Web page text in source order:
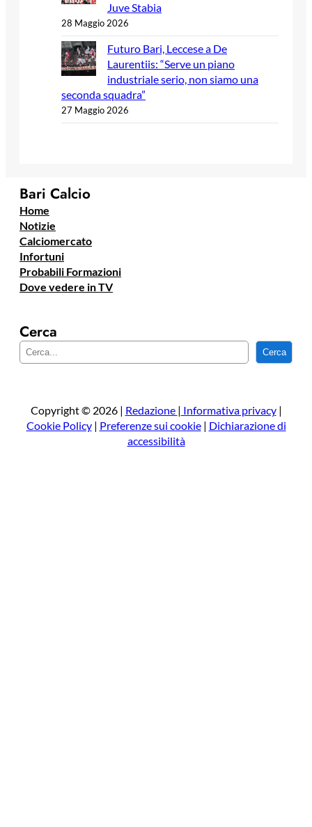
Juve Stabia
28 Maggio 2026
Futuro Bari, Leccese a De
Laurentiis: “Serve un piano
industriale serio, non siamo una
seconda squadra”
27 Maggio 2026
Bari Calcio
Home
Notizie
Calciomercato
Infortuni
Probabili Formazioni
Dove vedere in TV
Cerca
e
a
Cerca
Copyright © 2026 | Redazione | Informativa privacy|
Cookie Policy| Preferenze sui cookie| Dichiarazione di
accessibilità